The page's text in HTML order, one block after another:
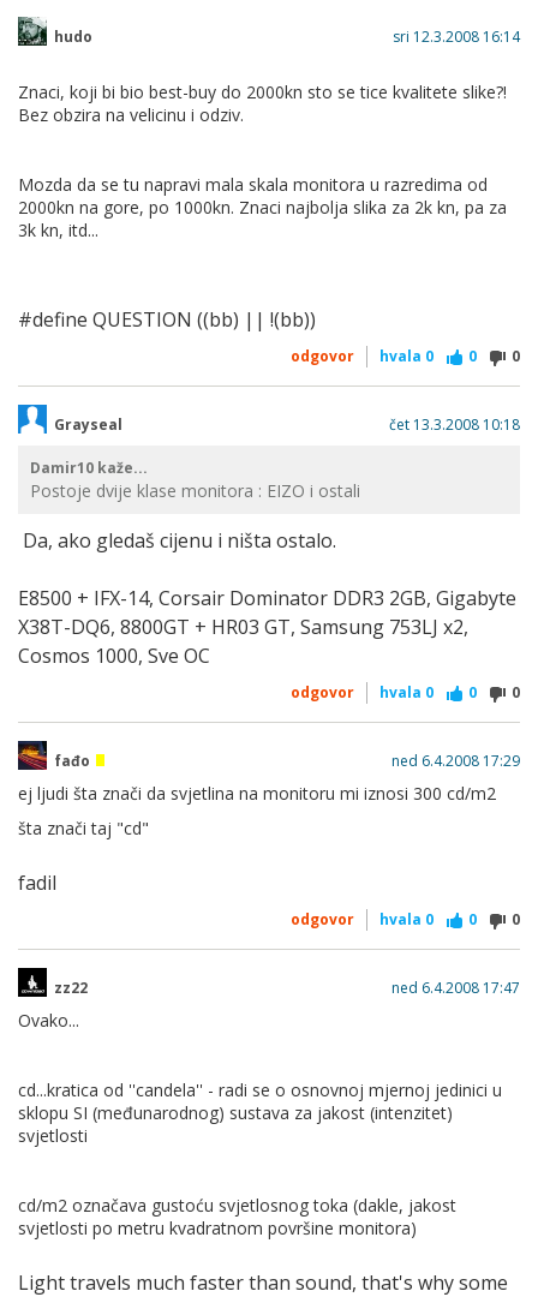
hudo sri 12.3.2008 16:14
Znaci, koji bi bio best-buy do 2000kn sto se tice kvalitete slike?!
Bez obzira na velicinu i odziv.
Mozda da se tu napravi mala skala monitora u razredima od
2000kn na gore, po 1000kn. Znaci najbolja slika za 2k kn, pa za
3k kn, itd...
#define QUESTION ((bb) || !(bb))
odgovor hvala 0 0 0
Grayseal čet 13.3.2008 10:18
Damir10 kaže...
Postoje dvije klase monitora : EIZO i ostali
Da, ako gledaš cijenu i ništa ostalo.
E8500 + IFX-14, Corsair Dominator DDR3 2GB, Gigabyte
X38T-DQ6, 8800GT + HR03 GT, Samsung 753LJ x2,
Cosmos 1000, Sve OC
odgovor hvala 0 0 0
fađo ned 6.4.2008 17:29
ej ljudi šta znači da svjetlina na monitoru mi iznosi 300 cd/m2
šta znači taj "cd"
fadil
odgovor hvala 0 0 0
zz22 ned 6.4.2008 17:47
Ovako...
cd...kratica od ''candela'' - radi se o osnovnoj mjernoj jedinici u
sklopu SI (međunarodnog) sustava za jakost (intenzitet)
svjetlosti
cd/m2 označava gustoću svjetlosnog toka (dakle, jakost
svjetlosti po metru kvadratnom površine monitora)
Light travels much faster than sound, that's why some